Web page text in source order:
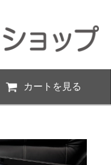
カートを見る